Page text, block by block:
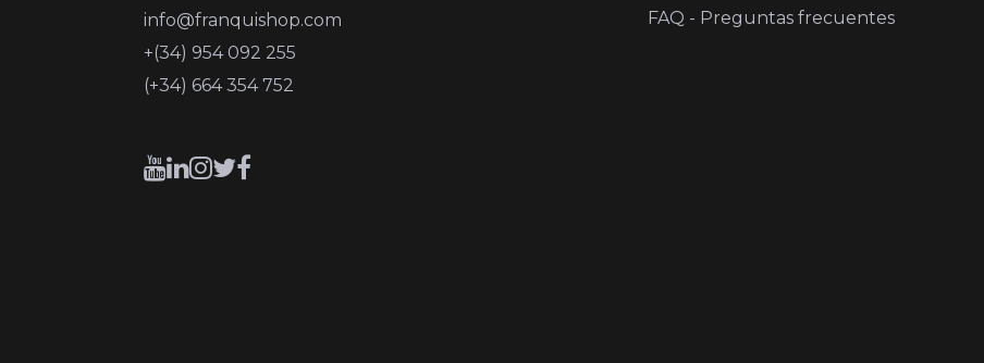
info@franquishop.com
+(34) 954 092 255
(+34) 664 354 752
FAQ - Preguntas frecuentes